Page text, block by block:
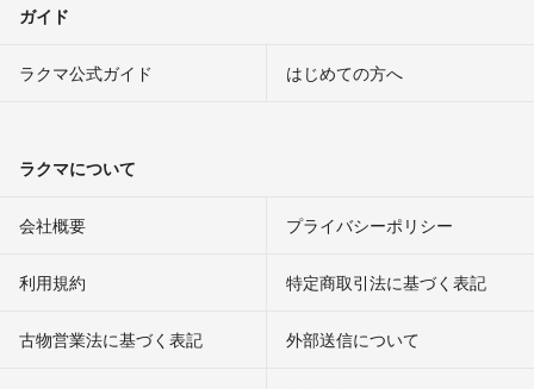
ガイド
ラクマ公式ガイド はじめての方へ
ラクマについて
会社概要 プライバシーポリシー
利用規約 特定商取引法に基づく表記
古物営業法に基づく表記 外部送信について